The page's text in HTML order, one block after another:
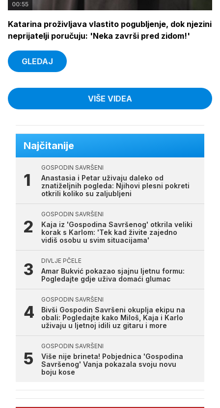
00:55
Katarina proživljava vlastito pogubljenje, dok njezini
neprijatelji poručuju: 'Neka završi pred zidom!'
GLEDAJ
VIŠE VIDEA
Najčitanije
GOSPODIN SAVRŠENI
Anastasia i Petar uživaju daleko od
znatiželjnih pogleda: Njihovi plesni pokreti
otkrili koliko su zaljubljeni
GOSPODIN SAVRŠENI
Kaja iz 'Gospodina Savršenog' otkrila veliki
korak s Karlom: 'Tek kad živite zajedno
vidiš osobu u svim situacijama'
DIVLJE PČELE
Amar Bukvić pokazao sjajnu ljetnu formu:
Pogledajte gdje uživa domaći glumac
GOSPODIN SAVRŠENI
Bivši Gospodin Savršeni okuplja ekipu na
obali: Pogledajte kako Miloš, Kaja i Karlo
uživaju u ljetnoj idili uz gitaru i more
GOSPODIN SAVRŠENI
Više nije brineta! Pobjednica 'Gospodina
Savršenog' Vanja pokazala svoju novu
boju kose